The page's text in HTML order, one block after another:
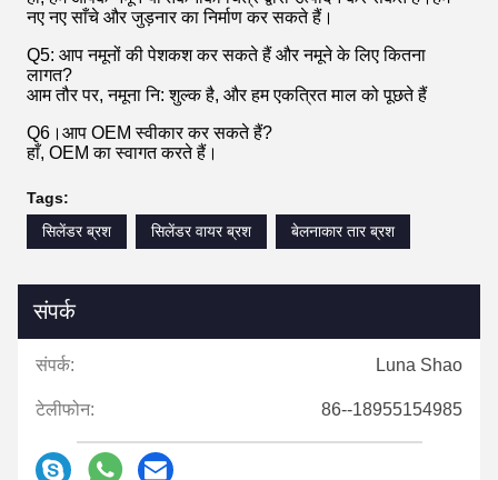
नए नए साँचे और जुड़नार का निर्माण कर सकते हैं।
Q5: आप नमूनों की पेशकश कर सकते हैं और नमूने के लिए कितना
लागत?
आम तौर पर, नमूना नि: शुल्क है, और हम एकत्रित माल को पूछते हैं
Q6।आप OEM स्वीकार कर सकते हैं?
हाँ, OEM का स्वागत करते हैं।
Tags:
सिलेंडर ब्रश
सिलेंडर वायर ब्रश बेलनाकार तार ब्रश
संपर्क
संपर्क: Luna Shao
टेलीफोन: 86--18955154985